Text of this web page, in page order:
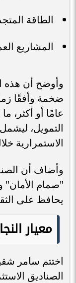
الطاقة
المشاريع
وأوضح أن هذه
ضخمة وأفقًا
عامًا أو أكثر،
التمويل،
الاستمرارية
وأضاف أن
"صمام الأمان"
يحافظ على
معيار
اختتم سامر
الصناديق